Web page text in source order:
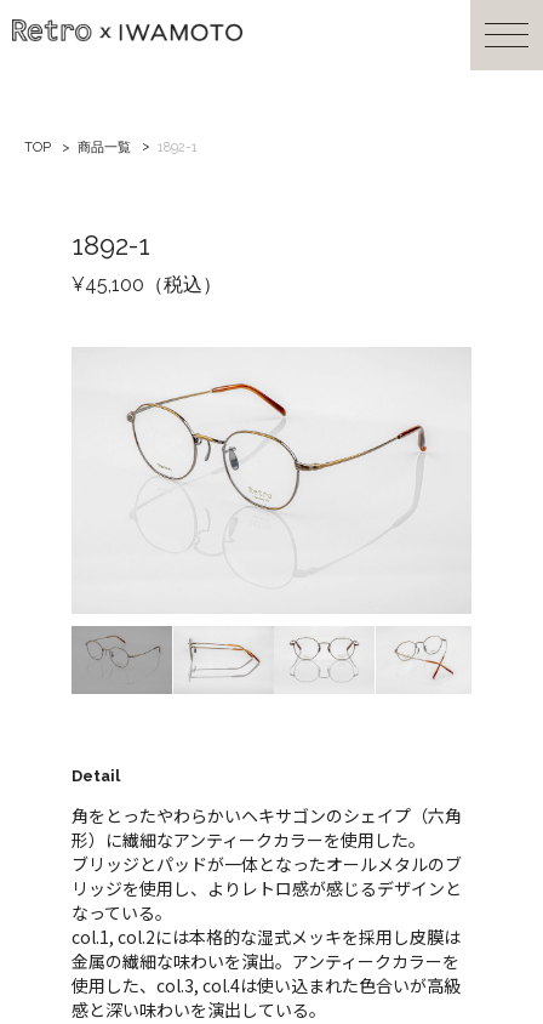
TOP 商品一覧 1892-1
1892-1
¥45,100（税込）
Detail
角をとったやわらかいヘキサゴンのシェイプ（六角
形）に繊細なアンティークカラーを使用した。
ブリッジとパッドが一体となったオールメタルのブ
リッジを使用し、よりレトロ感が感じるデザインと
なっている。
col.1, col.2には本格的な湿式メッキを採用し皮膜は
金属の繊細な味わいを演出。アンティークカラーを
使用した、col.3, col.4は使い込まれた色合いが高級
感と深い味わいを演出している。